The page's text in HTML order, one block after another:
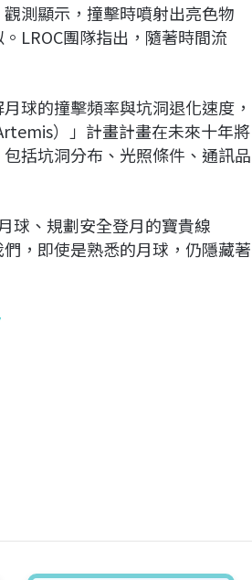
測顯示，撞擊時噴射出亮色物
LROC團隊指出，隨著時間流
球的撞擊頻率與坑洞退化速度，
）」計畫計畫在未來十年將
括坑洞分布、光照條件、通訊品
球、規劃安全登月的寶貴線
，即使是熟悉的月球，仍隱藏著